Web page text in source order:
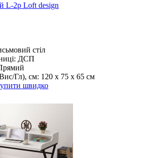
L-2p Loft design
стіл
ДСП
Гл), см: 120 х 75 х 65 см
швидко